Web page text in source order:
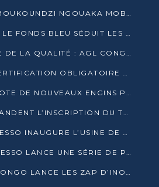
LA SECTION 1-PCT MOUKOUNDZI NGOUAKA MOBILISE 100 000 FCFA POUR LE 6ᵉ CONGRÈS DU PARTI
BASSIN DU CONGO : LE FONDS BLEU SÉDUIT LES BAILLEURS À BELÉM
JOURNÉE MONDIALE DE LA QUALITÉ : AGL CONGO FORME ET SENSIBILISE LES JEUNES TALENTS
L’ACPE LANCE LA CERTIFICATION OBLIGATOIRE DES CONTRATS DE TRAVAIL DES TRANSPORTEURS
POINTE-NOIRE SE DOTE DE NOUVEAUX ENGINS POUR L’ASSAINISSEMENT ET L’ENTRETIEN ROUTIER
DES MÉDECINS DEMANDENT L’INSCRIPTION DU TRAITEMENT DU PIED-BOT DANS LES CURSUS UNIVERSITAIRES
DÉNIS SASSOU N’GUESSO INAUGURE L’USINE DE VALORISATION DU GAZ ASSOCIÉ
DENIS SASSOU-N’GUESSO LANCE UNE SÉRIE DE PROJETS DANS LE KOUILOU
AGRICULTURE : LE CONGO LANCE LES ZAP D’INONI ET YONO